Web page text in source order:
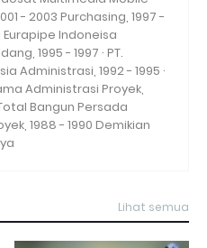
- 2003 Purchasing, 1997 -
Eurapipe Indoneisa
1995 - 1997 · PT.
Administrasi, 1992 - 1995 ·
Administrasi Proyek,
Total Bangun Persada
1988 - 1990 Demikian
Lihat semua